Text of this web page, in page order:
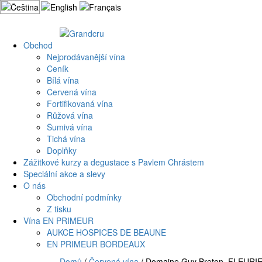
Přejít
k
Obchod
Nejprodávanější vína
Ceník
Bílá vína
Červená vína
Fortifikovaná vína
Růžová vína
Šumivá vína
Tichá vína
Doplňky
Zážitkové kurzy a degustace s Pavlem Chrástem
Speciální akce a slevy
O nás
Obchodní podmínky
Z tisku
Vína EN PRIMEUR
AUKCE HOSPICES DE BEAUNE
EN PRIMEUR BORDEAUX